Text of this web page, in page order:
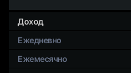
Доход